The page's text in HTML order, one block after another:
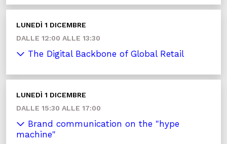
LUNEDÌ 1 DICEMBRE
DALLE 12:00 ALLE 13:30
The Digital Backbone of Global Retail
LUNEDÌ 1 DICEMBRE
DALLE 15:30 ALLE 17:00
Brand communication on the "hype
machine"